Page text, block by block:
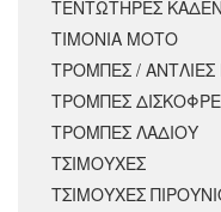
ΤΕΝΤΩΤΗΡΕΣ
ΤΙΜΟΝΙΑ ΜΟΤΟ
ΤΡΟΜΠΕΣ / ΑΝΤΛΙΕΣ
ΤΡΟΜΠΕΣ
ΤΡΟΜΠΕΣ ΛΑΔΙΟΥ
ΤΣΙΜΟΥΧΕΣ
ΤΣΙΜΟΥΧΕΣ